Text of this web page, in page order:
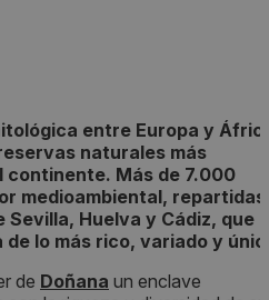
entre Europa y
naturales más
continente. Más de 7.000
medioambiental, repartidas
Huelva y Cádiz, que
lo más rico, variado y
de Doñana un enclave